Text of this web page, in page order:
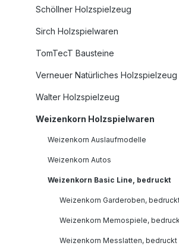
Schöllner Holzspielzeug
Sirch Holzspielwaren
TomTecT Bausteine
Verneuer Natürliches Holzspielzeug
Walter Holzspielzeug
Weizenkorn Holzspielwaren
Weizenkorn Auslaufmodelle
Weizenkorn Autos
Weizenkorn Basic Line, bedruckt
Weizenkorn Garderoben,
Weizenkorn Memospiele,
Weizenkorn Messlatten, bedruckt